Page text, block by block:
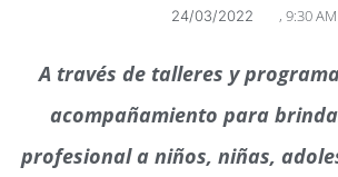
24/03/2022 , 9:30 AM
A través de talleres y
acompañamiento para
profesional a niños, niñas,